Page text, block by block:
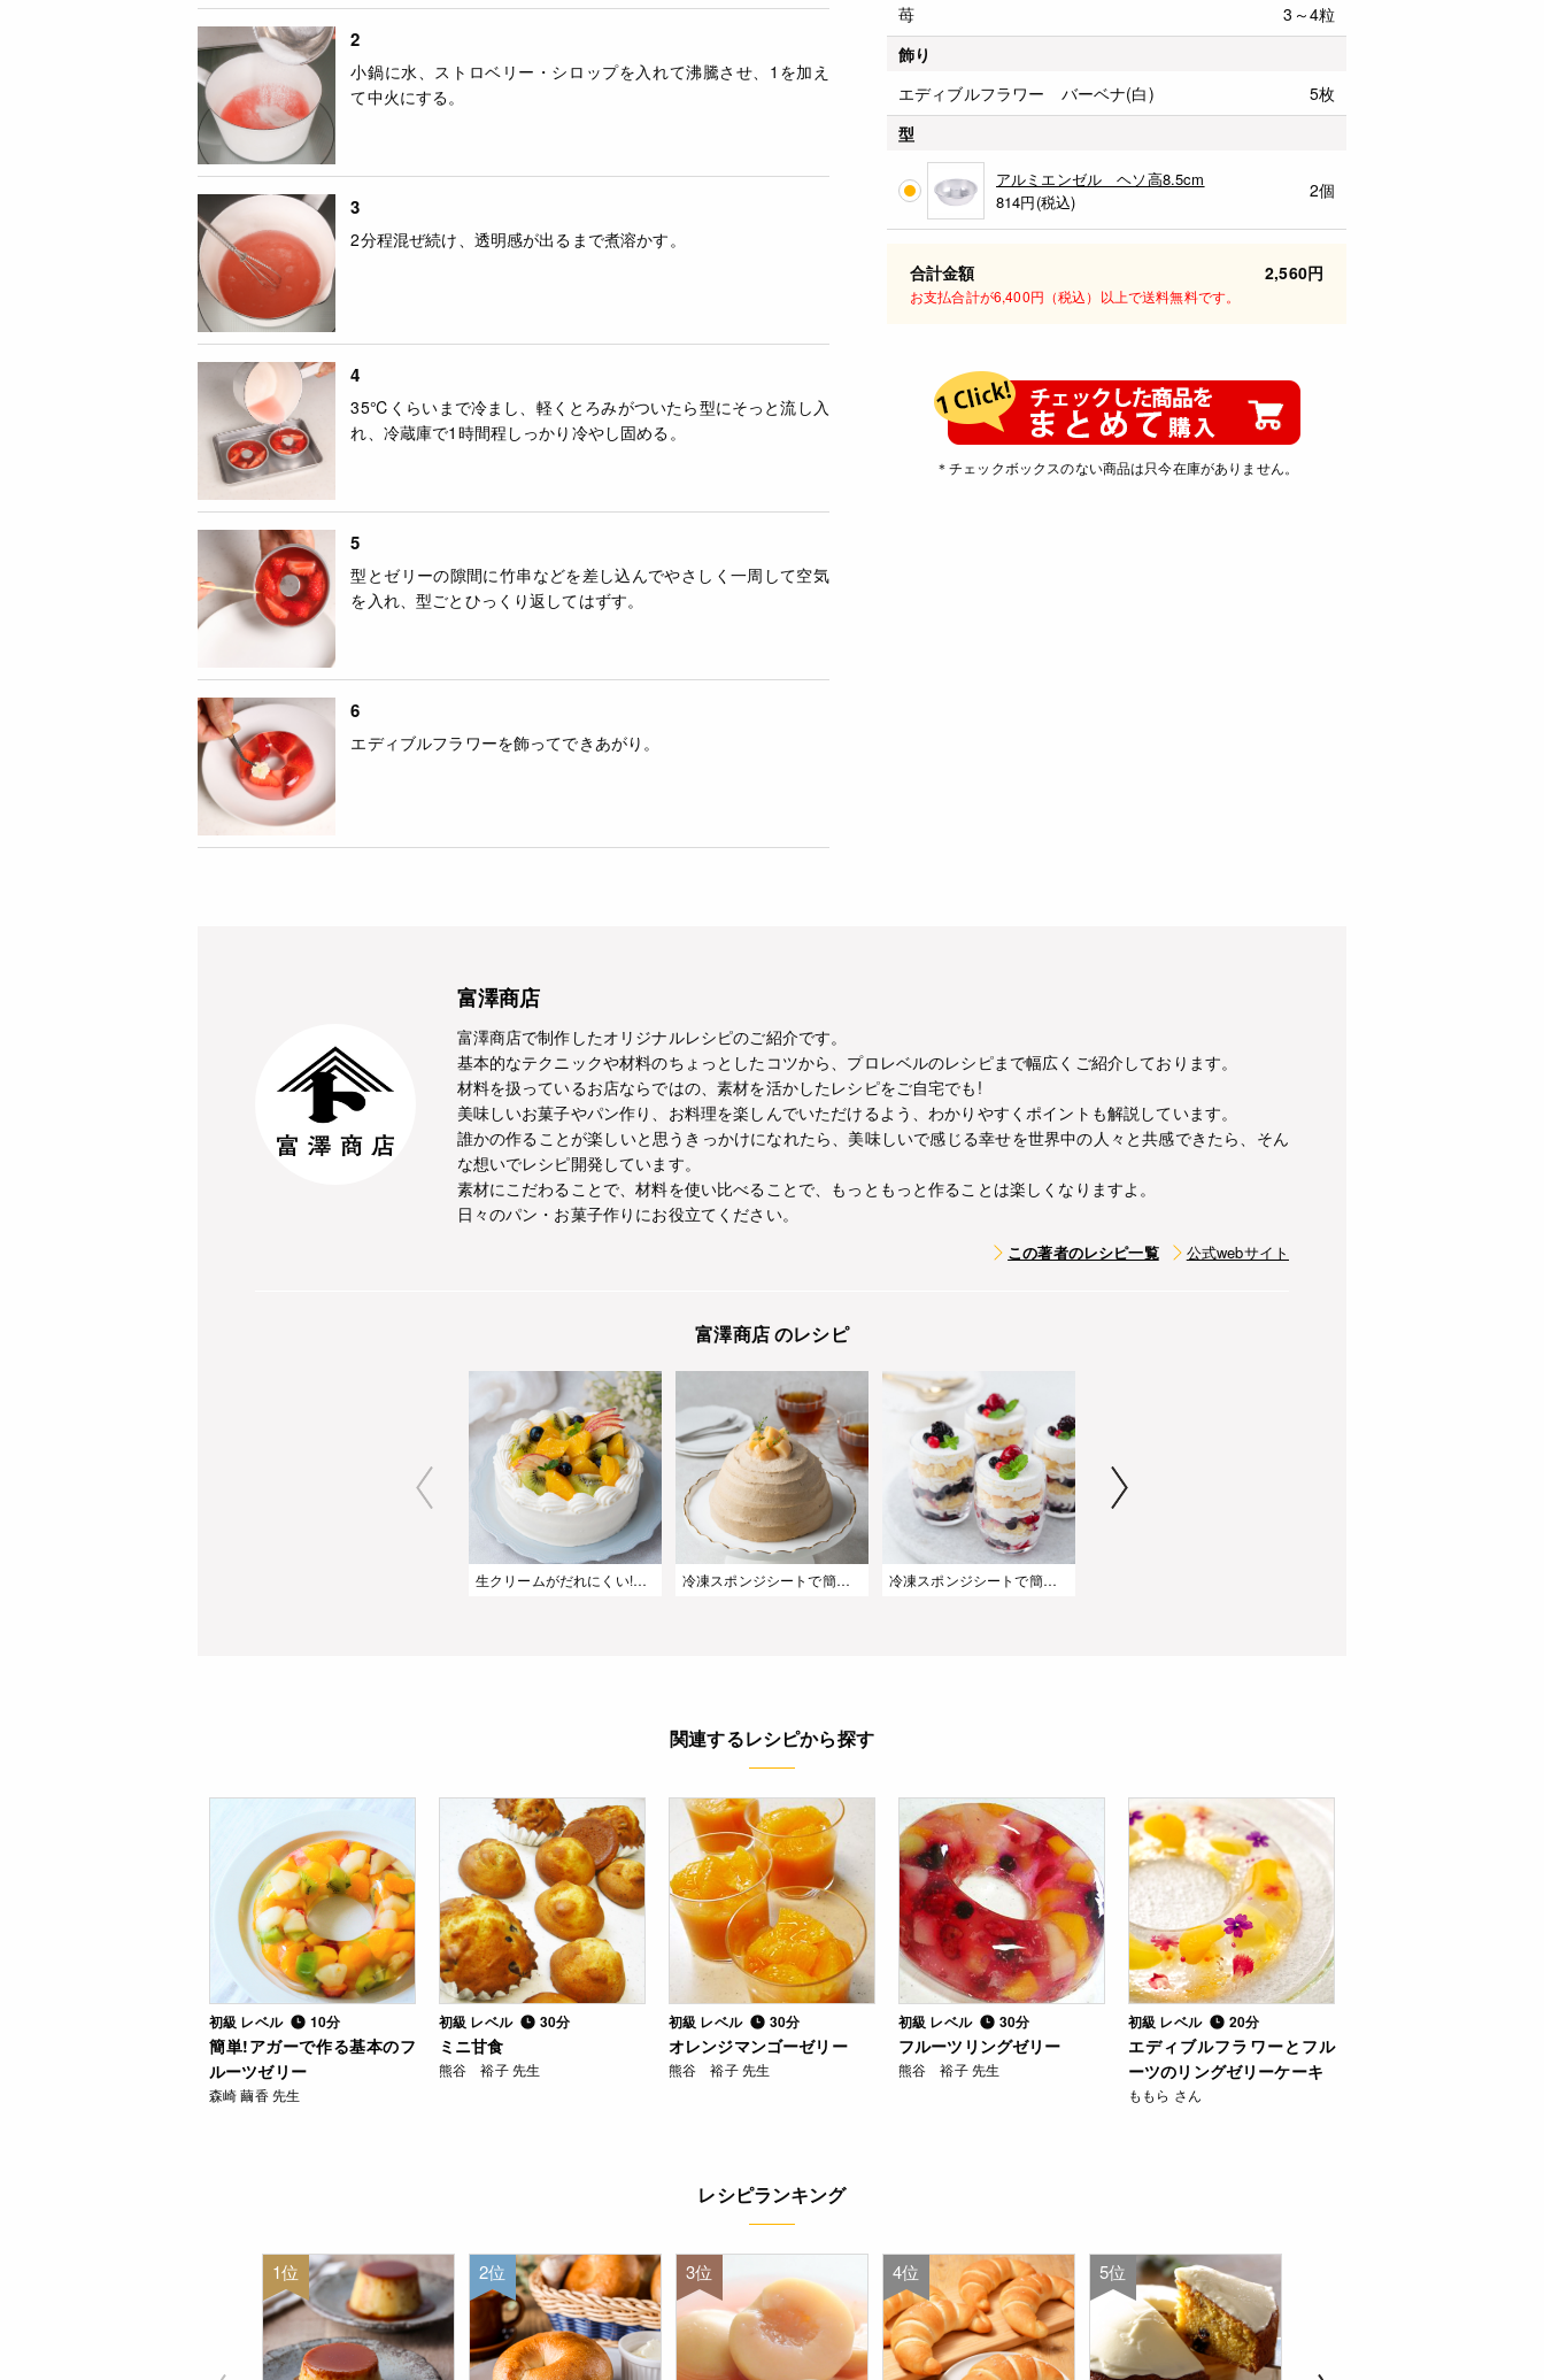
苺
3～4粒
飾り
エディブルフラワー バーベナ(白)
5枚
型
アルミエンゼル ヘソ高8.5cm
814円(税込)
2個
合計金額 2,560円
お支払合計が6,400円（税込）以上で送料無料です。
＊チェックボックスのない商品は只今在庫がありません。
2
小鍋に水、ストロベリー・シロップを入れて沸騰させ、1を加え
て中火にする。
3
2分程混ぜ続け、透明感が出るまで煮溶かす。
4
35℃くらいまで冷まし、軽くとろみがついたら型にそっと流し入
れ、冷蔵庫で1時間程しっかり冷やし固める。
5
型とゼリーの隙間に竹串などを差し込んでやさしく一周して空気
を入れ、型ごとひっくり返してはずす。
6
エディブルフラワーを飾ってできあがり。
富澤商店
富澤商店で制作したオリジナルレシピのご紹介です。
基本的なテクニックや材料のちょっとしたコツから、プロレベルのレシピまで幅広くご紹介しております。
材料を扱っているお店ならではの、素材を活かしたレシピをご自宅でも!
美味しいお菓子やパン作り、お料理を楽しんでいただけるよう、わかりやすくポイントも解説しています。
誰かの作ることが楽しいと思うきっかけになれたら、美味しいで感じる幸せを世界中の人々と共感できたら、そん
な想いでレシピ開発しています。
素材にこだわることで、材料を使い比べることで、もっともっと作ることは楽しくなりますよ。
日々のパン・お菓子作りにお役立てください。
この著者のレシピ一覧 公式webサイト
富澤商店 のレシピ
生クリームがだれにくい!サマーショートケーキ 冷凍スポンジシートで簡単!桃とアールグレイのズコットケーキ 冷凍スポンジシートで簡単!重ねるだけのベリーグラスケーキ
関連するレシピから探す
初級 レベル 10分
簡単!アガーで作る基本のフ
ルーツゼリー
森崎 繭香 先生
初級 レベル 30分
ミニ甘食
熊谷 裕子 先生
初級 レベル 30分
オレンジマンゴーゼリー
熊谷 裕子 先生
初級 レベル 30分
フルーツリングゼリー
熊谷 裕子 先生
初級 レベル 20分
エディブルフラワーとフル
ーツのリングゼリーケーキ
ももら さん
レシピランキング
1位 2位 3位 4位 5位